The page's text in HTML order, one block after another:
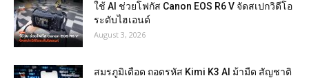
ใช้ AI ช่วยโฟกัส Canon EOS R6 V จัดสเปกวิดีโอ
ระดับไฮเอนด์
August 3, 2026
สมรภูมิเดือด ถอดรหัส Kimi K3 AI ม้ามืด สัญชาติ